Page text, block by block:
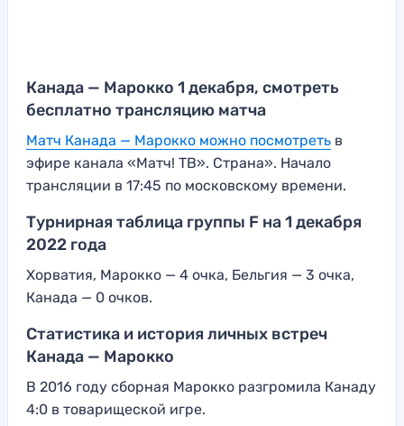
Канада — Марокко 1 декабря, смотреть
бесплатно трансляцию матча
Матч Канада — Марокко можно посмотреть в
эфире канала «Матч! ТВ». Страна». Начало
трансляции в 17:45 по московскому времени.
Турнирная таблица группы F на 1 декабря
2022 года
Хорватия, Марокко — 4 очка, Бельгия — 3 очка,
Канада — 0 очков.
Статистика и история личных встреч
Канада — Марокко
В 2016 году сборная Марокко разгромила Канаду
4:0 в товарищеской игре.